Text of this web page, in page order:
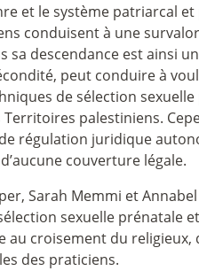
et le système patriarcal
conduisent à une
sa descendance est ainsi
peut conduire à
de sélection
palestiniens.
régulation juridique
couverture légale.
Sarah Memmi et
sexuelle prénatale
croisement du religieux,
des praticiens.